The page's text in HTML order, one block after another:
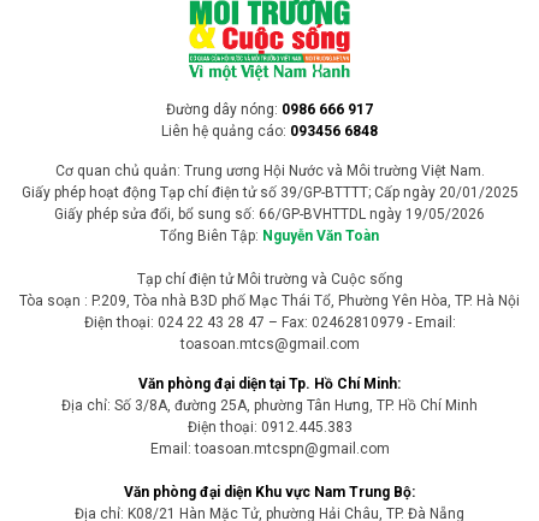
Đường dây nóng: 0986 666 917
Liên hệ quảng cáo: 093456 6848
Cơ quan chủ quản: Trung ương Hội Nước và Môi trường Việt Nam.
Giấy phép hoạt động Tạp chí điện tử số 39/GP-BTTTT; Cấp ngày 20/01/2025
Giấy phép sửa đổi, bổ sung số: 66/GP-BVHTTDL ngày 19/05/2026
Tổng Biên Tập: Nguyễn Văn Toàn
Tạp chí điện tử Môi trường và Cuộc sống
Tòa soạn : P.209, Tòa nhà B3D phố Mạc Thái Tổ, Phường Yên Hòa, TP. Hà Nội
Điện thoại: 024 22 43 28 47 – Fax: 02462810979 - Email:
toasoan.mtcs@gmail.com
Văn phòng đại diện tại Tp. Hồ Chí Minh:
Địa chỉ: Số 3/8A, đường 25A, phường Tân Hưng, TP. Hồ Chí Minh
Điện thoại: 0912.445.383
Email: toasoan.mtcspn@gmail.com
Văn phòng đại diện Khu vực Nam Trung Bộ:
Địa chỉ: K08/21 Hàn Mặc Tử, phường Hải Châu, TP. Đà Nẵng